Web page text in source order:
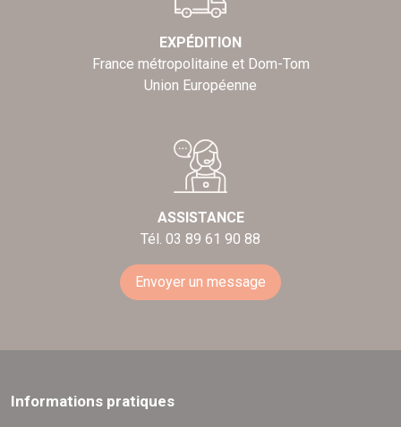
EXPÉDITION
France métropolitaine et Dom-Tom
Union Européenne
ASSISTANCE
Tél. 03 89 61 90 88
Envoyer un message
Informations pratiques